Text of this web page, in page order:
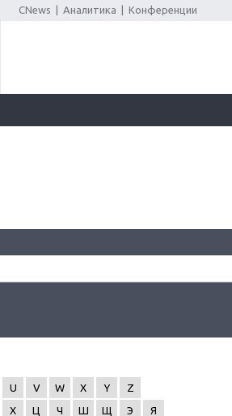
CNews Аналитика Конференции
U V W X Y
Z
Х Ц Ч Ш Щ Э
Я